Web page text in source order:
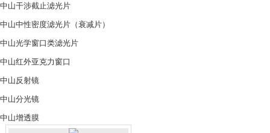
中山干涉截止滤光片
中山中性密度滤光片（衰减片）
中山光学窗口类滤光片
中山红外亚克力窗口
中山反射镜
中山分光镜
中山增透膜